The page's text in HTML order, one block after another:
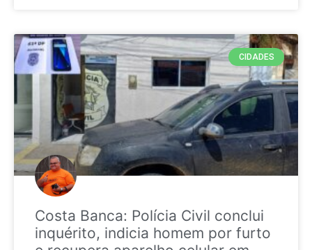
CIDADES
Costa Banca: Polícia Civil conclui
inquérito, indicia homem por furto